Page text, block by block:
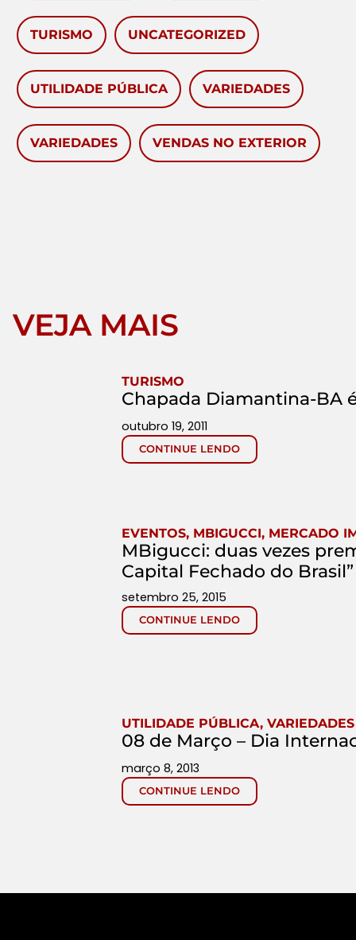
TURISMO UNCATEGORIZED
UTILIDADE PÚBLICA VARIEDADES
VARIEDADES VENDAS NO EXTERIOR
VEJA MAIS
TURISMO
Chapada Diamantina-BA
CONTINUE LENDO
outubro 19, 2011
EVENTOS, MBIGUCCI, MERCADO
MBigucci: duas vezes
Capital Fechado do
CONTINUE LENDO
setembro 25, 2015
UTILIDADE PÚBLICA, VARIEDADES
08 de Março – Dia
CONTINUE LENDO
março 8, 2013